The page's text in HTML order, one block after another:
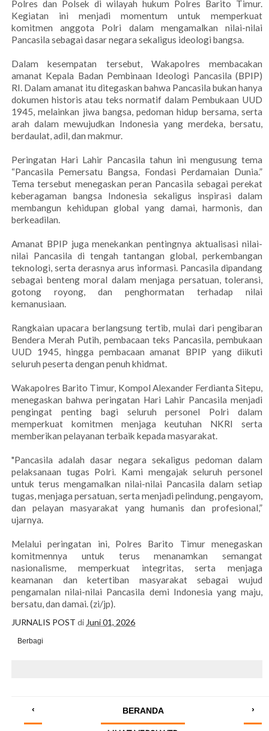
Polres dan Polsek di wilayah hukum Polres Barito Timur.
Kegiatan ini menjadi momentum untuk memperkuat
komitmen anggota Polri dalam mengamalkan nilai-nilai
Pancasila sebagai dasar negara sekaligus ideologi bangsa.
Dalam kesempatan tersebut, Wakapolres membacakan
amanat Kepala Badan Pembinaan Ideologi Pancasila (BPIP)
RI. Dalam amanat itu ditegaskan bahwa Pancasila bukan hanya
dokumen historis atau teks normatif dalam Pembukaan UUD
1945, melainkan jiwa bangsa, pedoman hidup bersama, serta
arah dalam mewujudkan Indonesia yang merdeka, bersatu,
berdaulat, adil, dan makmur.
Peringatan Hari Lahir Pancasila tahun ini mengusung tema
“Pancasila Pemersatu Bangsa, Fondasi Perdamaian Dunia.”
Tema tersebut menegaskan peran Pancasila sebagai perekat
keberagaman bangsa Indonesia sekaligus inspirasi dalam
membangun kehidupan global yang damai, harmonis, dan
berkeadilan.
Amanat BPIP juga menekankan pentingnya aktualisasi nilai-
nilai Pancasila di tengah tantangan global, perkembangan
teknologi, serta derasnya arus informasi. Pancasila dipandang
sebagai benteng moral dalam menjaga persatuan, toleransi,
gotong royong, dan penghormatan terhadap nilai
kemanusiaan.
Rangkaian upacara berlangsung tertib, mulai dari pengibaran
Bendera Merah Putih, pembacaan teks Pancasila, pembukaan
UUD 1945, hingga pembacaan amanat BPIP yang diikuti
seluruh peserta dengan penuh khidmat.
Wakapolres Barito Timur, Kompol Alexander Ferdianta Sitepu,
menegaskan bahwa peringatan Hari Lahir Pancasila menjadi
pengingat penting bagi seluruh personel Polri dalam
memperkuat komitmen menjaga keutuhan NKRI serta
memberikan pelayanan terbaik kepada masyarakat.
"Pancasila adalah dasar negara sekaligus pedoman dalam
pelaksanaan tugas Polri. Kami mengajak seluruh personel
untuk terus mengamalkan nilai-nilai Pancasila dalam setiap
tugas, menjaga persatuan, serta menjadi pelindung, pengayom,
dan pelayan masyarakat yang humanis dan profesional,”
ujarnya.
Melalui peringatan ini, Polres Barito Timur menegaskan
komitmennya untuk terus menanamkan semangat
nasionalisme, memperkuat integritas, serta menjaga
keamanan dan ketertiban masyarakat sebagai wujud
pengamalan nilai-nilai Pancasila demi Indonesia yang maju,
bersatu, dan damai. (zi/jp).
JURNALIS POST di Juni 01, 2026
Berbagi
‹ ›
BERANDA